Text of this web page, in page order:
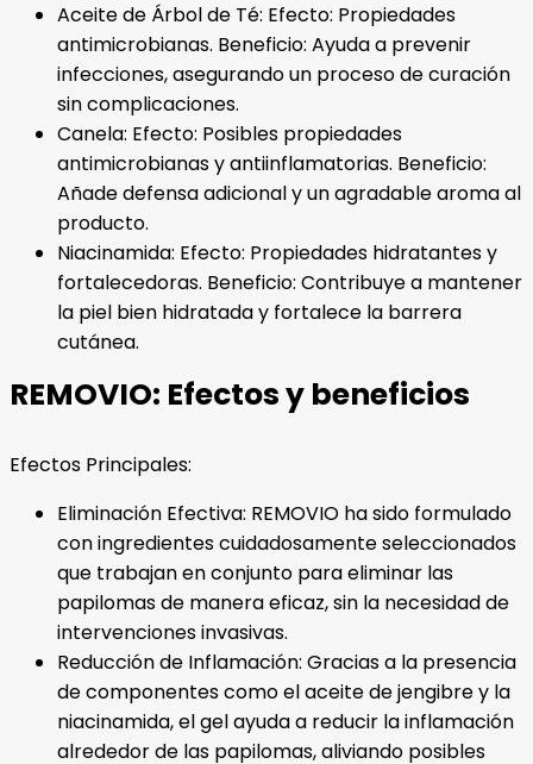
Aceite de Árbol de Té: Efecto: Propiedades
antimicrobianas. Beneficio: Ayuda a prevenir
infecciones, asegurando un proceso de curación
sin complicaciones.
Canela: Efecto: Posibles propiedades
antimicrobianas y antiinflamatorias. Beneficio:
Añade defensa adicional y un agradable aroma al
producto.
Niacinamida: Efecto: Propiedades hidratantes y
fortalecedoras. Beneficio: Contribuye a mantener
la piel bien hidratada y fortalece la barrera
cutánea.
REMOVIO: Efectos y beneficios
Efectos Principales:
Eliminación Efectiva: REMOVIO ha sido formulado
con ingredientes cuidadosamente seleccionados
que trabajan en conjunto para eliminar las
papilomas de manera eficaz, sin la necesidad de
intervenciones invasivas.
Reducción de Inflamación: Gracias a la presencia
de componentes como el aceite de jengibre y la
niacinamida, el gel ayuda a reducir la inflamación
alrededor de las papilomas, aliviando posibles